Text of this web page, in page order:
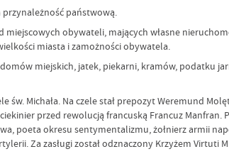
państwową.
obywateli, mających własne
miasta i zamożności obywatela.
miejskich, jatek, piekarni, kramów, podatku
Michała. Na czele stał prepozyt Weremund
przed rewolucją francuską Francuz Manfran.
poeta okresu sentymentalizmu, żołnierz armii
Za zasługi został odznaczony Krzyżem Virtuti